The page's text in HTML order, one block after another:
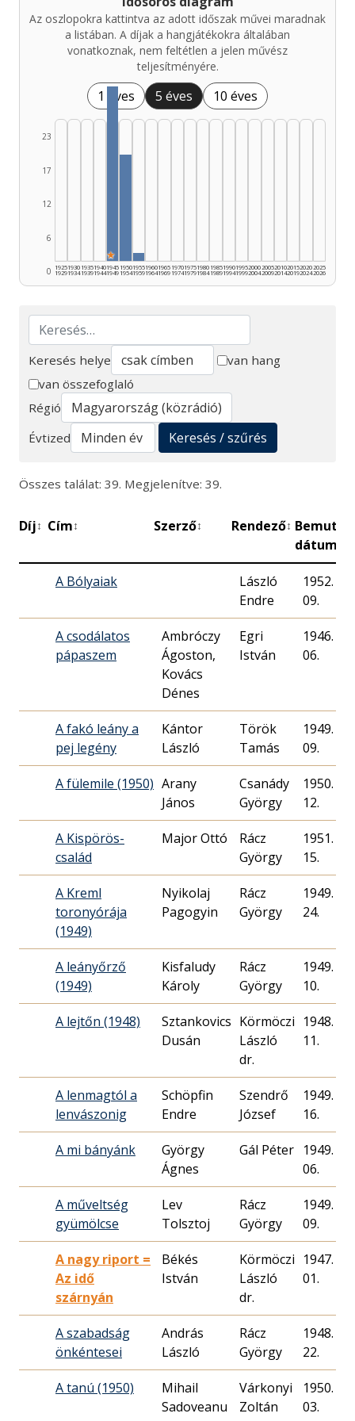
Az oszlopokra kattintva az adott időszak művei maradnak
a listában. A díjak a hangjátékokra általában
vonatkoznak, nem feltétlen a jelen művész
teljesítményére.
1 éves 5 éves 10 éves
0
6
12
17
23
1925
1929
1930
1934
1935
1939
1940
1944
★
1945
1949
1950
1954
1955
1959
1960
1964
1965
1969
1970
1974
1975
1979
1980
1984
1985
1989
1990
1994
1995
1999
2000
2004
2005
2009
2010
2014
2015
2019
2020
2024
2025
2026
Keresés
Keresés helye
van hang
van összefoglaló
Régió
Évtized
Keresés / szűrés
Összes találat: 39. Megjelenítve: 39.
Díj↕ Cím↕ Szerző↕ Rendező↕
dátuma
A Bólyaiak
László
Endre
1952. 01.
09.
A csodálatos
pápaszem
Ambróczy
Ágoston,
Kovács
Dénes
Egri
István
1946. 12.
06.
A fakó leány a
pej legény
Kántor
László
Török
Tamás
1949. 03.
09.
A fülemile (1950) Arany
János
Csanády
György
1950. 05.
12.
A Kispörös-
család
Major Ottó
Rácz
György
1951. 03.
15.
A Kreml
toronyórája
(1949)
Nyikolaj
Pagogyin
Rácz
György
1949. 01.
24.
A leányőrző
(1949)
Kisfaludy
Károly
Rácz
György
1949. 12.
10.
A lejtőn (1948)
Sztankovics
Dusán
Körmöczi
László
dr.
1948. 12.
11.
A lenmagtól a
lenvászonig
Schöpfin
Endre
Szendrő
József
1949. 03.
16.
A mi bányánk
György
Ágnes
Gál Péter 1949. 02.
06.
A műveltség
gyümölcse
Lev
Tolsztoj
Rácz
György
1949. 01.
09.
A nagy riport =
Az idő
szárnyán
Békés
István
Körmöczi
László
dr.
1947. 09.
01.
A szabadság
önkéntesei
András
László
Rácz
György
1948. 10.
22.
A tanú (1950)
Mihail
Sadoveanu
Várkonyi
Zoltán
1950. 01.
03.